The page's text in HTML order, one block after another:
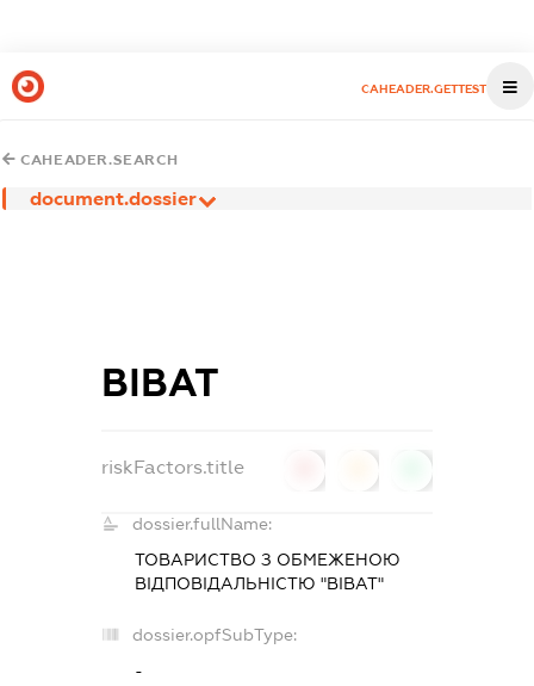
CAHEADER.GETTEST
CAHEADER.SEARCH
document.dossier
ВІВАТ
riskFactors.title
dossier.fullName:
ТОВАРИСТВО З ОБМЕЖЕНОЮ
ВІДПОВІДАЛЬНІСТЮ "ВІВАТ"
dossier.opfSubType:
-